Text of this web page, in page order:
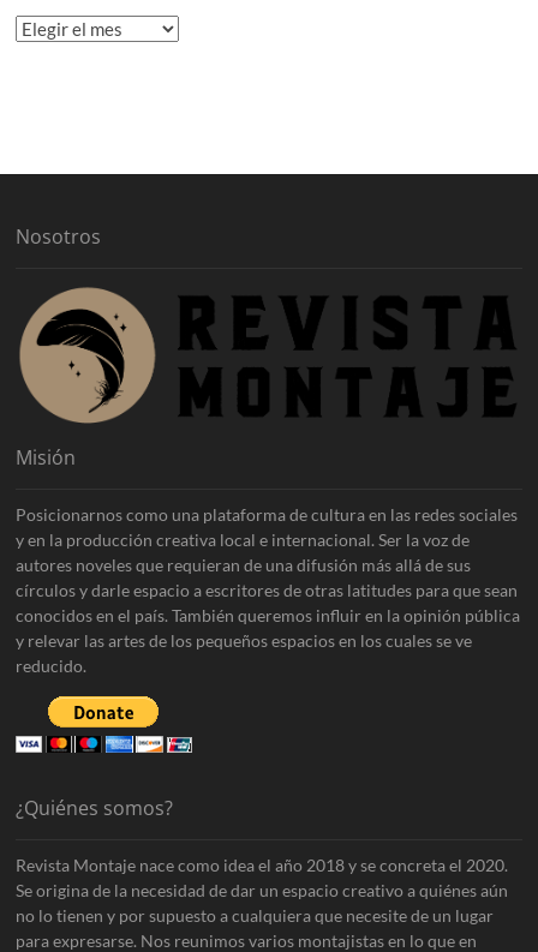
A
Nosotros
Misión
Posicionarnos como una plataforma de cultura en las redes sociales
y en la producción creativa local e internacional. Ser la voz de
autores noveles que requieran de una difusión más allá de sus
círculos y darle espacio a escritores de otras latitudes para que sean
conocidos en el país. También queremos influir en la opinión pública
y relevar las artes de los pequeños espacios en los cuales se ve
reducido.
¿Quiénes somos?
Revista Montaje nace como idea el año 2018 y se concreta el 2020.
Se origina de la necesidad de dar un espacio creativo a quiénes aún
no lo tienen y por supuesto a cualquiera que necesite de un lugar
para expresarse. Nos reunimos varios montajistas en lo que en